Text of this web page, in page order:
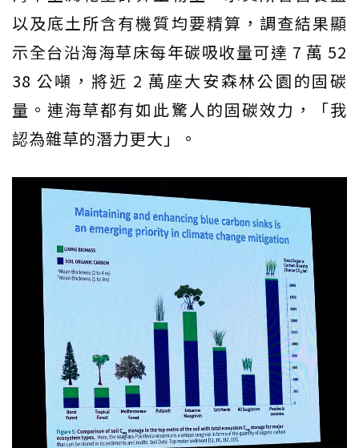
以及底土所含有機質均要精算，調查結果顯
示全台沿海海草床每年碳吸收量可達 7 萬 52
38 公噸，將近 2 萬座大安森林公園的固碳
量。連海草都有如此驚人的固碳效力，「我
認為雜草的潛力更大」。